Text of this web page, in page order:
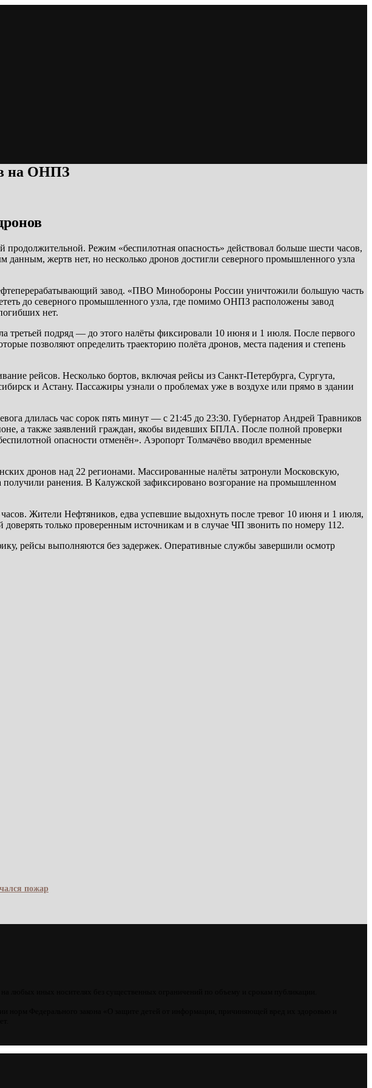
на ОНПЗ
Режим «беспилотная опасность» действовал больше шести часов,
жертв нет, но несколько дронов достигли северного промышленного узла
завод. «ПВО Минобороны России уничтожили большую часть
до северного промышленного узла, где помимо ОНПЗ расположены завод
нет.
третьей подряд — до этого налёты фиксировали 10 июня и 1 июля. После первого
позволяют определить траекторию полёта дронов, места падения и степень
рейсов. Несколько бортов, включая рейсы из Санкт-Петербурга, Сургута,
и Астану. Пассажиры узнали о проблемах уже в воздухе или прямо в здании
длилась час сорок пять минут — с 21:45 до 23:30. Губернатор Андрей Травников
а также заявлений граждан, якобы видевших БПЛА. После полной проверки
опасности отменён». Аэропорт Толмачёво вводил временные
дронов над 22 регионами. Массированные налёты затронули Московскую,
ранения. В Калужской зафиксировано возгорание на промышленном
Жители Нефтяников, едва успевшие выдохнуть после тревог 10 июня и 1 июля,
только проверенным источникам и в случае ЧП звонить по номеру 112.
рейсы выполняются без задержек. Оперативные службы завершили осмотр
пожар